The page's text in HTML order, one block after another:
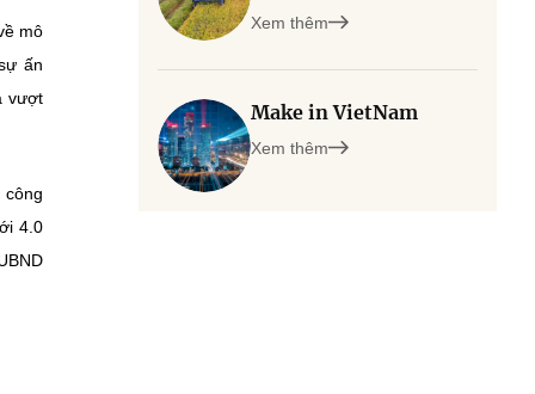
vượt
Xem thêm
Make in VietNam
Xem thêm